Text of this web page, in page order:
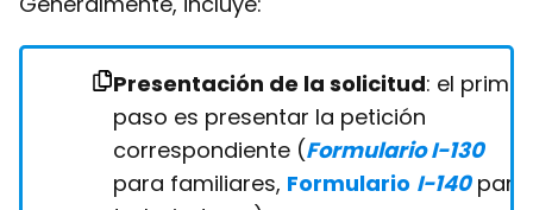
Presentación de la solicitud: el primer
paso es presentar la petición
correspondiente (Formulario I-130
para familiares, Formulario I-140para